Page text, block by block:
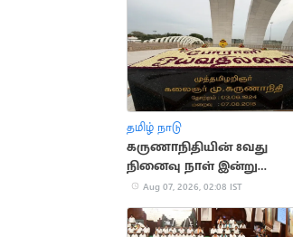
தமிழ் நாடு
கருணாநிதியின் 8வது
நினைவு நாள் இன்று
அனுசரிப்பு
Aug 07, 2026, 02:08 IST